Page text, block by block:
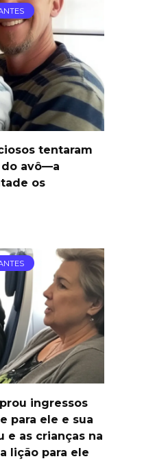
tentaram
avô—a
os
ingressos
para ele e sua
e as crianças na
lição para ele